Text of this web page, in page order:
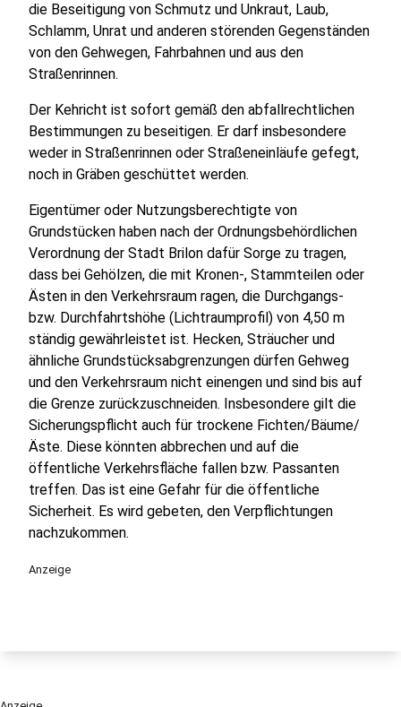
die Beseitigung von Schmutz und Unkraut, Laub,
Schlamm, Unrat und anderen störenden Gegenständen
von den Gehwegen, Fahrbahnen und aus den
Straßenrinnen.
Der Kehricht ist sofort gemäß den abfallrechtlichen
Bestimmungen zu beseitigen. Er darf insbesondere
weder in Straßenrinnen oder Straßeneinläufe gefegt,
noch in Gräben geschüttet werden.
Eigentümer oder Nutzungsberechtigte von
Grundstücken haben nach der Ordnungsbehördlichen
Verordnung der Stadt Brilon dafür Sorge zu tragen,
dass bei Gehölzen, die mit Kronen-, Stammteilen oder
Ästen in den Verkehrsraum ragen, die Durchgangs-
bzw. Durchfahrtshöhe (Lichtraumprofil) von 4,50 m
ständig gewährleistet ist. Hecken, Sträucher und
ähnliche Grundstücksabgrenzungen dürfen Gehweg
und den Verkehrsraum nicht einengen und sind bis auf
die Grenze zurückzuschneiden. Insbesondere gilt die
Sicherungspflicht auch für trockene Fichten/Bäume/
Äste. Diese könnten abbrechen und auf die
öffentliche Verkehrsfläche fallen bzw. Passanten
treffen. Das ist eine Gefahr für die öffentliche
Sicherheit. Es wird gebeten, den Verpflichtungen
nachzukommen.
Anzeige